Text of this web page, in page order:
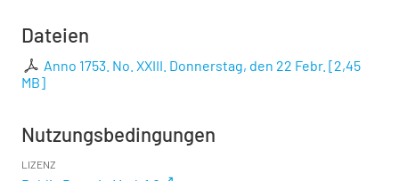
Dateien
Anno 1753. No. XXIII. Donnerstag, den 22 Febr. [2,45
MB]
Nutzungsbedingungen
LIZENZ